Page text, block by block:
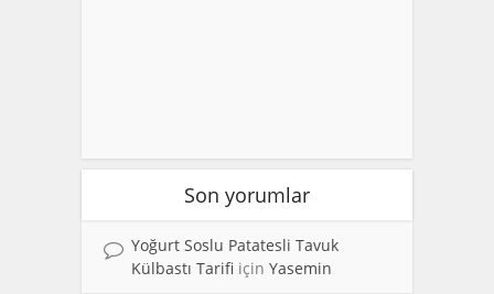
Son yorumlar
Yoğurt Soslu Patatesli Tavuk
Külbastı Tarifi için Yasemin